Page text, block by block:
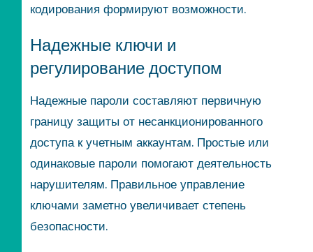
кодирования формируют возможности.
Надежные ключи и
регулирование доступом
Надежные пароли составляют первичную
границу защиты от несанкционированного
доступа к учетным аккаунтам. Простые или
одинаковые пароли помогают деятельность
нарушителям. Правильное управление
ключами заметно увеличивает степень
безопасности.